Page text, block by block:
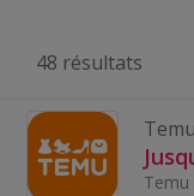
48 résultats
Temu